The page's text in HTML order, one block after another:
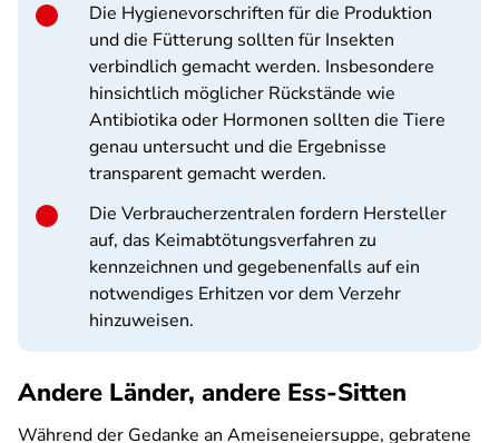
Die Hygienevorschriften für die Produktion
und die Fütterung sollten für Insekten
verbindlich gemacht werden. Insbesondere
hinsichtlich möglicher Rückstände wie
Antibiotika oder Hormonen sollten die Tiere
genau untersucht und die Ergebnisse
transparent gemacht werden.
Die Verbraucherzentralen fordern Hersteller
auf, das Keimabtötungsverfahren zu
kennzeichnen und gegebenenfalls auf ein
notwendiges Erhitzen vor dem Verzehr
hinzuweisen.
Andere Länder, andere Ess-Sitten
Während der Gedanke an Ameiseneiersuppe, gebratene